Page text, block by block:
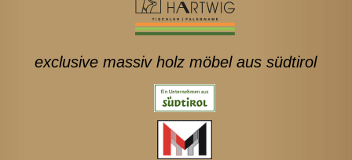
exclusive massiv holz möbel aus südtirol